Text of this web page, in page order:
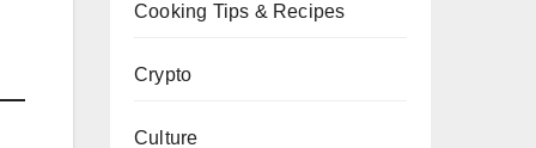
Cooking Tips & Recipes
Crypto
Culture